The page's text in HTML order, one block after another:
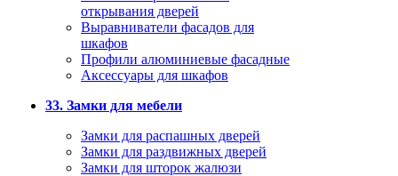
открывания дверей
Выравниватели фасадов для
шкафов
Профили алюминиевые фасадные
Аксессуары для шкафов
33. Замки для мебели
Замки для распашных дверей
Замки для раздвижных дверей
Замки для шторок жалюзи